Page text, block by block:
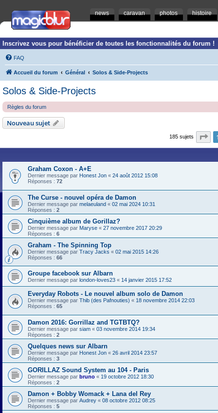
news caravan photos histoire
Inscrivez vous pour bénéficier de toutes les fonctionnalités du forum !
FAQ
Accueil du forum Général Solos & Side-Projects
Solos & Side-Projects
Règles du forum
Nouveau sujet
185 sujets
Graham Coxon - A+E
Dernier message par Honest Jon « 24 août 2012 15:08
Réponses : 72
The Curse - nouvel opéra de Damon
Dernier message par melaeuland « 02 mai 2024 10:31
Réponses : 2
Cinquième album de Gorillaz?
Dernier message par Maryse « 27 novembre 2017 20:29
Réponses : 6
Graham - The Spinning Top
Dernier message par Tracy Jacks « 02 mai 2015 14:26
Réponses : 66
Groupe facebook sur Albarn
Dernier message par london-loves23 « 14 janvier 2015 17:52
Everyday Robots - Le nouvel album solo de Damon
Dernier message par Thib (des Pafnouties) « 18 novembre 2014 22:03
Réponses : 65
Damon 2016: Gorrillaz and TGTBTQ?
Dernier message par siam « 03 novembre 2014 19:34
Réponses : 2
Quelques news sur Albarn
Dernier message par Honest Jon « 26 avril 2014 23:57
Réponses : 3
GORILLAZ Sound System au 104 - Paris
Dernier message par bruno « 19 octobre 2012 18:30
Réponses : 2
Damon + Bobby Womack + Lana del Rey
Dernier message par Audrey « 08 octobre 2012 08:25
Réponses : 5